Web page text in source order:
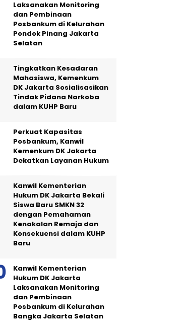
Laksanakan Monitoring
dan Pembinaan
Posbankum di Kelurahan
Pondok Pinang Jakarta
Selatan
Tingkatkan Kesadaran
Mahasiswa, Kemenkum
DK Jakarta Sosialisasikan
Tindak Pidana Narkoba
dalam KUHP Baru
Perkuat Kapasitas
Posbankum, Kanwil
Kemenkum DK Jakarta
Dekatkan Layanan Hukum
Kanwil Kementerian
Hukum DK Jakarta Bekali
Siswa Baru SMKN 32
dengan Pemahaman
Kenakalan Remaja dan
Konsekuensi dalam KUHP
Baru
Kanwil Kementerian
Hukum DK Jakarta
Laksanakan Monitoring
dan Pembinaan
Posbankum di Kelurahan
Bangka Jakarta Selatan